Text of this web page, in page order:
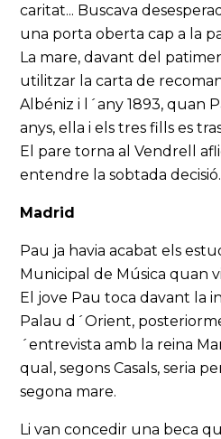
caritat... Buscava
una porta oberta cap a la
La mare, davant del
utilitzar la carta de
Albéniz i l´any 1893, quan
anys, ella i els tres fills es
El pare torna al Vendrell
entendre la sobtada decisió.
Madrid
Pau ja havia acabat els
Municipal de Música quan
El jove Pau toca davant la
Palau d´Orient,
´entrevista amb la reina
qual, segons Casals, seria
segona mare.
Li van concedir una beca